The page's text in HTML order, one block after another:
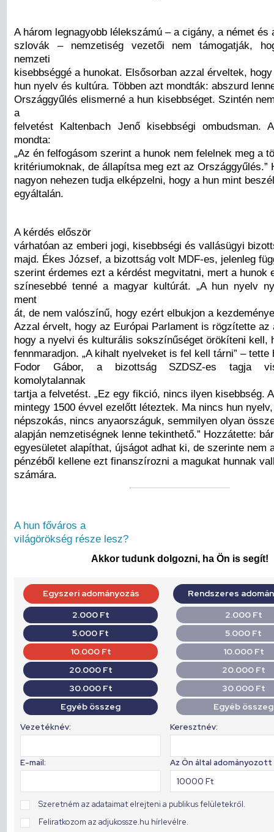
A három legnagyobb lélekszámú – a cigány, a német és
szlovák – nemzetiség vezetői nem támogatják,
nemzeti
kisebbséggé a hunokat. Elsősorban azzal érveltek,
hun nyelv és kultúra. Többen azt mondták: abszurd
Országgyűlés elismerné a hun kisebbséget. Szintén
a
felvetést Kaltenbach Jenő kisebbségi ombudsman.
mondta:
„Az én felfogásom szerint a hunok nem felelnek meg a
kritériumoknak, de állapítsa meg ezt az Országgyűlés.”
nagyon nehezen tudja elképzelni, hogy a hun mint
egyáltalán.
A kérdés először
várhatóan az emberi jogi, kisebbségi és vallásügyi
majd. Ékes József, a bizottság volt MDF-es, jelenleg
szerint érdemes ezt a kérdést megvitatni, mert a hunok
színesebbé tenné a magyar kultúrát. „A hun nyelv
ment
át, de nem valószínű, hogy ezért elbukjon a
Azzal érvelt, hogy az Európai Parlament is rögzítette az
hogy a nyelvi és kulturális sokszínűséget örökíteni kell,
fennmaradjon. „A kihalt nyelveket is fel kell tárni” – tette
Fodor Gábor, a bizottság SZDSZ-es tagja
komolytalannak
tartja a felvetést. „Ez egy fikció, nincs ilyen kisebbség.
mintegy 1500 évvel ezelőtt léteztek. Ma nincs hun
népszokás, nincs anyaországuk, semmilyen olyan
alapján nemzetiségnek lenne tekinthető.” Hozzátette:
egyesületet alapíthat, újságot adhat ki, de szerinte nem
pénzéből kellene ezt finanszírozni a magukat hunnak
számára.
A hun főváros a
világörökség része lesz?
Akkor tudunk dolgozni, ha Ön is segít!